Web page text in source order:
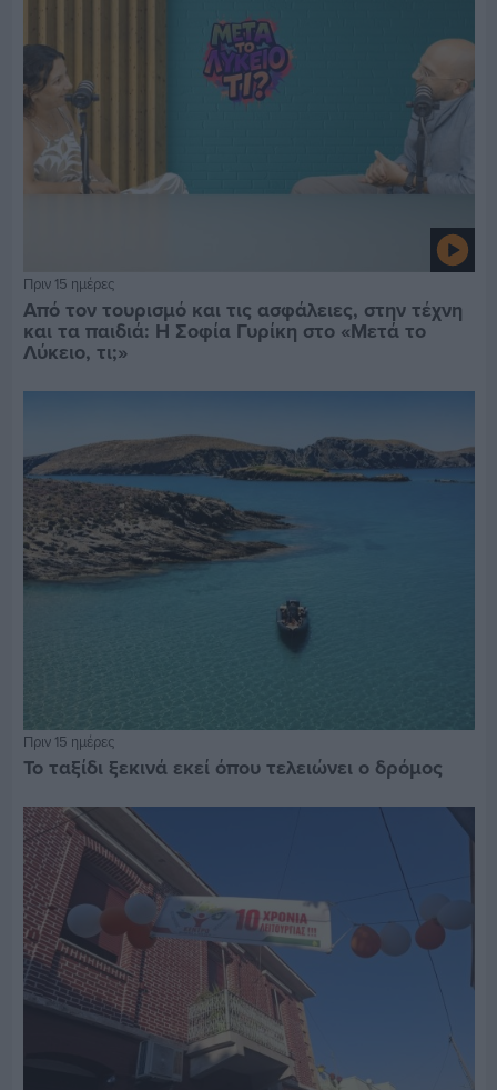
Πριν 15 ημέρες
Από τον τουρισμό και τις ασφάλειες, στην τέχνη
και τα παιδιά: Η Σοφία Γυρίκη στο «Μετά το
Λύκειο, τι;»
Πριν 15 ημέρες
Το ταξίδι ξεκινά εκεί όπου τελειώνει ο δρόμος